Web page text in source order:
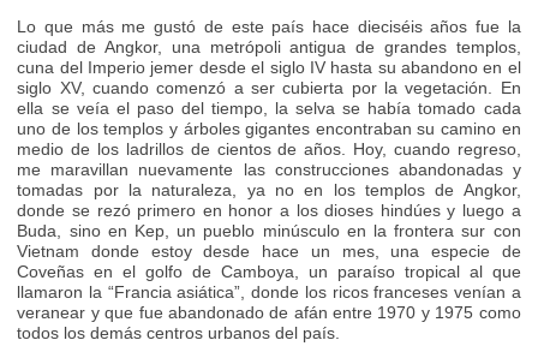
Lo que más me gustó de este país hace dieciséis años fue la
ciudad de Angkor, una metrópoli antigua de grandes templos,
cuna del Imperio jemer desde el siglo IV hasta su abandono en el
siglo XV, cuando comenzó a ser cubierta por la vegetación. En
ella se veía el paso del tiempo, la selva se había tomado cada
uno de los templos y árboles gigantes encontraban su camino en
medio de los ladrillos de cientos de años. Hoy, cuando regreso,
me maravillan nuevamente las construcciones abandonadas y
tomadas por la naturaleza, ya no en los templos de Angkor,
donde se rezó primero en honor a los dioses hindúes y luego a
Buda, sino en Kep, un pueblo minúsculo en la frontera sur con
Vietnam donde estoy desde hace un mes, una especie de
Coveñas en el golfo de Camboya, un paraíso tropical al que
llamaron la “Francia asiática”, donde los ricos franceses venían a
veranear y que fue abandonado de afán entre 1970 y 1975 como
todos los demás centros urbanos del país.